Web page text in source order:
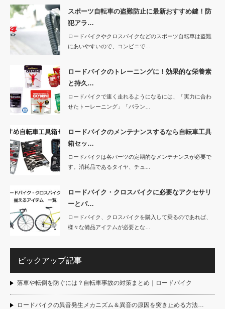
スポーツ自転車の盗難防止に最新おすすめ鍵！防
犯アラ…
ロードバイクやクロスバイクなどのスポーツ自転車は盗難
にあいやすいので、コンビニで…
ロードバイクのトレーニングに！効果的な栄養素
と持久…
ロードバイクで速く走れるようになるには、「実力に合わ
せたトーレーニング」「バラン…
ロードバイクのメンテナンスするなら自転車工具
箱セッ…
ロードバイクは各パーツの定期的なメンテナンスが必要で
す。消耗品であるタイヤ、チュ…
ロードバイク・クロスバイクに必要なアクセサリ
ーとパ…
ロードバイク、クロスバイクを購入して乗るのであれば、
様々な備品アイテムが必要とな…
ピックアップ記事
落車や転倒を防ぐには？自転車事故の対策まとめ｜ロードバイク
ロードバイクの異音発生メカニズム＆異音の原因を突き止める方法…